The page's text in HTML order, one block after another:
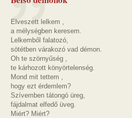
Elveszett lelkem ,
a mélységben keresem.
Lelkemből falatozó,
sötétben várakozó vad démon.
Oh te szörnyűség ,
te kárhozott könyörtelenség.
Mond mit tettem ,
hogy ezt érdemlem?
Szívemben tátongó üreg,
fájdalmat elfedő üveg.
Miért? Miért?